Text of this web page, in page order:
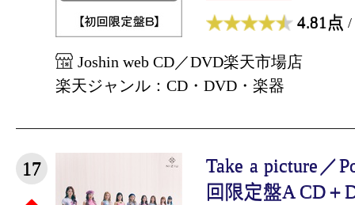
4.81点 /
Joshin web CD／DVD楽天市場店
楽天ジャンル：CD・DVD・楽器
17
Take a picture／
回限定盤A CD＋